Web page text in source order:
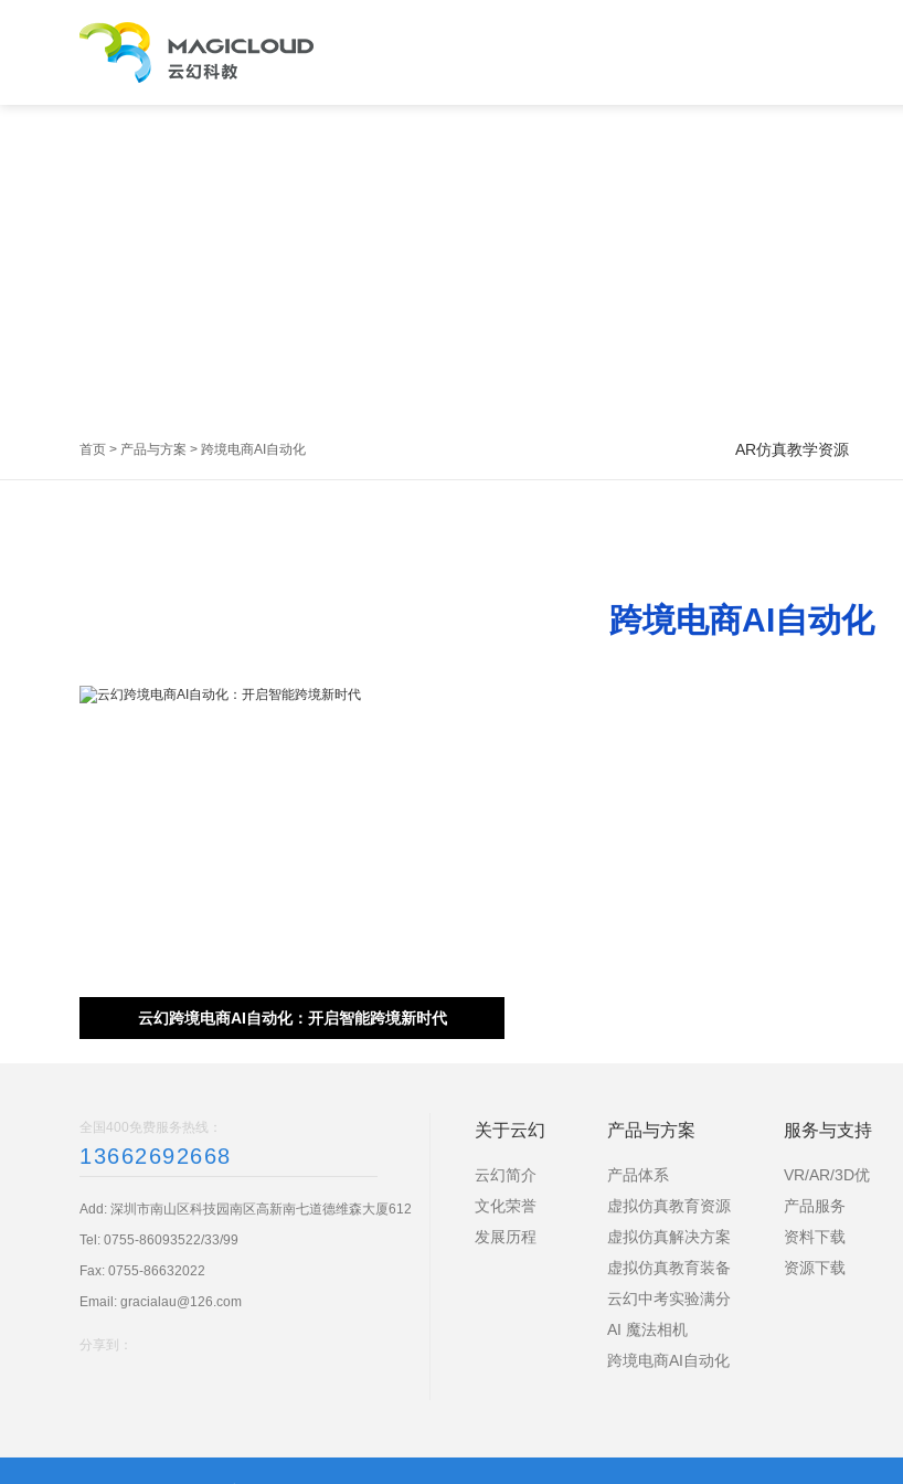
首页 > 产品与方案 > 跨境电商AI自动化 AR仿真教学资源
跨境电商AI自动化
云幻跨境电商AI自动化：开启智能跨境新时代
全国400免费服务热线：
13662692668
Add: 深圳市南山区科技园南区高新南七道德维森大厦612
Tel: 0755-86093522/33/99
Fax: 0755-86632022
Email: gracialau@126.com
分享到：
关于云幻
云幻简介
文化荣誉
发展历程
产品与方案
产品体系
虚拟仿真教育资源
虚拟仿真解决方案
虚拟仿真教育装备
云幻中考实验满分
宝
AI 魔法相机
跨境电商AI自动化
服务与支持
VR/AR/3D优
课
产品服务
资料下载
资源下载